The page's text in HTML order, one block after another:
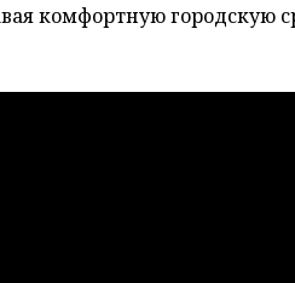
комфортную городскую